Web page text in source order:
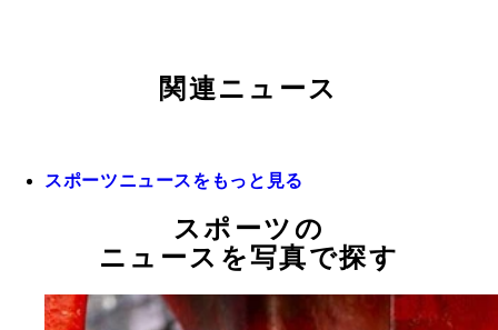
関連ニュース
スポーツニュースをもっと見る
スポーツの
ニュースを写真で探す